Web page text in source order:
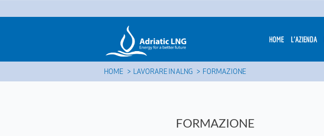
HOME L'AZIENDA
HOME LAVORARE IN ALNG FORMAZIONE
FORMAZIONE